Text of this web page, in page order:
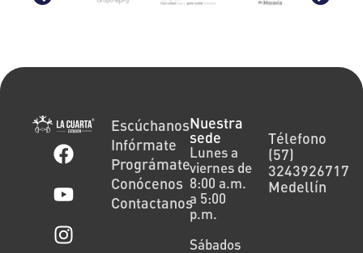
Escúchanos
Infórmate
Prográmate
Conócenos
Contactanos
Nuestra
sede
Lunes a
viernes de
8:00 a.m.
a 5:00
p.m.
Sábados
Télefono
(57)
3243926717
Medellín